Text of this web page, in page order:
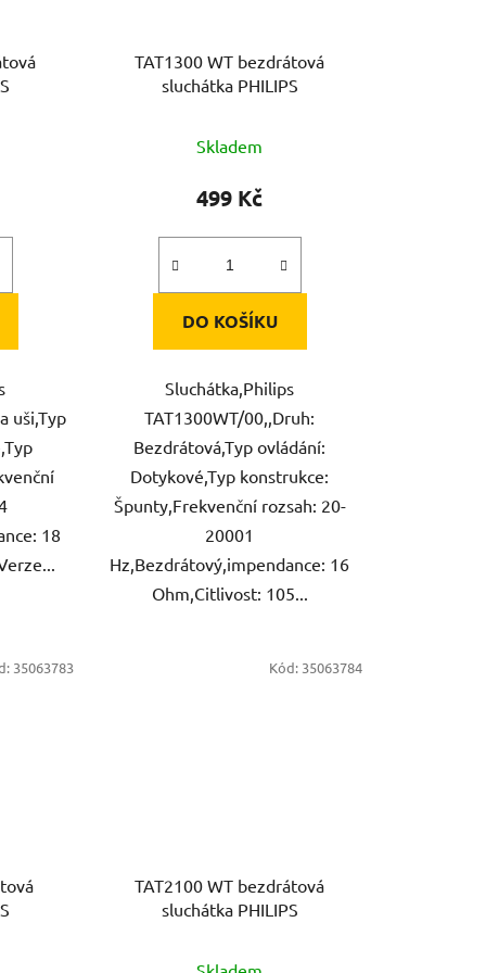
uši,Typ
18
TAT1300 WT bezdrátová
sluchátka PHILIPS
Skladem
499 Kč
DO KOŠÍKU
Sluchátka,Philips
TAT1300WT/00,,Druh:
Bezdrátová,Typ ovládání:
Dotykové,Typ konstrukce:
Špunty,Frekvenční rozsah: 20-
20001
Hz,Bezdrátový,impendance: 16
Ohm,Citlivost: 105...
35063783
TAT2100 WT bezdrátová
sluchátka PHILIPS
Kód: 35063784